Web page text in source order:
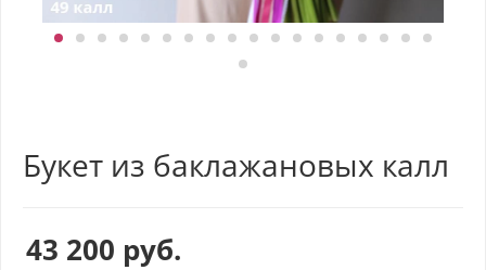
Букет из баклажановых калл
43 200 руб.